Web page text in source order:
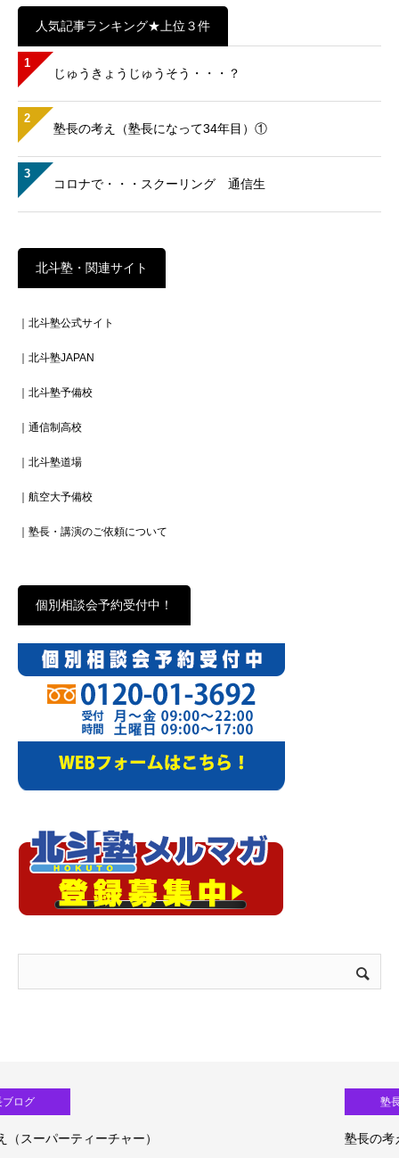
人気記事ランキング★上位３件
1
じゅうきょうじゅうそう・・・？
2
塾長の考え（塾長になって34年目）①
3
コロナで・・・スクーリング 通信生
北斗塾・関連サイト
｜北斗塾公式サイト
｜北斗塾JAPAN
｜北斗塾予備校
｜通信制高校
｜北斗塾道場
｜航空大予備校
｜塾長・講演のご依頼について
個別相談会予約受付中！
塾長の考え（生成ＡＩ活用）③